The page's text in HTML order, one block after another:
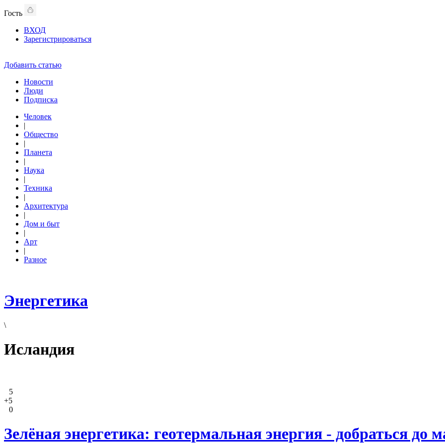
Гость
ВХОД
Зарегистрироваться
Добавить статью
Новости
Люди
Подписка
Человек
|
Общество
|
Планета
|
Наука
|
Техника
|
Архитектура
|
Дом и быт
|
Арт
|
Разное
Энергетика
\
Исландия
5
+5
0
Зелёная энергетика: геотермальная энергия - добраться до